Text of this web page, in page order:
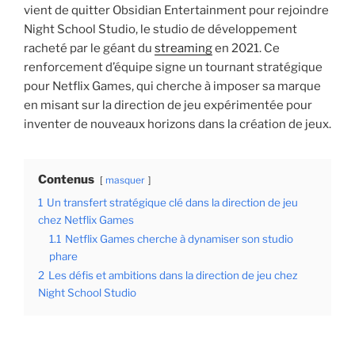
vient de quitter Obsidian Entertainment pour rejoindre
Night School Studio, le studio de développement
racheté par le géant du streamingen 2021. Ce
renforcement d’équipe signe un tournant stratégique
pour Netflix Games, qui cherche à imposer sa marque
en misant sur la direction de jeu expérimentée pour
inventer de nouveaux horizons dans la création de jeux.
Contenus masquer
1 Un transfert stratégique clé dans la direction de jeu
chez Netflix Games
1.1 Netflix Games cherche à dynamiser son studio
phare
2 Les défis et ambitions dans la direction de jeu chez
Night School Studio